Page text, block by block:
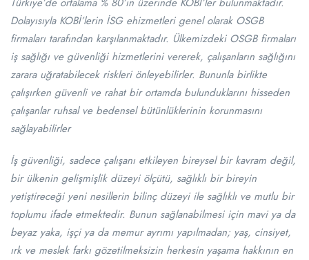
Dolayısıyla KOBİ’lerin İSG ehizmetleri genel olarak OSGB
firmaları tarafından karşılanmaktadır. Ülkemizdeki OSGB firmaları
iş sağlığı ve güvenliği hizmetlerini vererek, çalışanların sağlığını
zarara uğratabilecek riskleri önleyebilirler. Bununla birlikte
çalışırken güvenli ve rahat bir ortamda bulunduklarını hisseden
çalışanlar ruhsal ve bedensel bütünlüklerinin korunmasını
sağlayabilirler
İş güvenliği, sadece çalışanı etkileyen bireysel bir kavram değil,
bir ülkenin gelişmişlik düzeyi ölçütü, sağlıklı bir bireyin
yetiştireceği yeni nesillerin bilinç düzeyi ile sağlıklı ve mutlu bir
toplumu ifade etmektedir. Bunun sağlanabilmesi için mavi ya da
beyaz yaka, işçi ya da memur ayrımı yapılmadan; yaş, cinsiyet,
ırk ve meslek farkı gözetilmeksizin herkesin yaşama hakkının en